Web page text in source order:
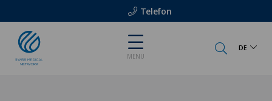
Telefon
MENU
DE